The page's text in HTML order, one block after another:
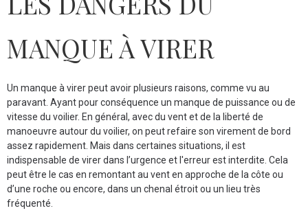
MANQUE À VIRER
Un manque à virer peut avoir plusieurs raisons, comme vu au
paravant. Ayant pour conséquence un manque de puissance ou de
vitesse du voilier. En général, avec du vent et de la liberté de
manoeuvre autour du voilier, on peut refaire son virement de bord
assez rapidement. Mais dans certaines situations, il est
indispensable de virer dans l’urgence et l'erreur est interdite. Cela
peut être le cas en remontant au vent en approche de la côte ou
d’une roche ou encore, dans un chenal étroit ou un lieu très
fréquenté.